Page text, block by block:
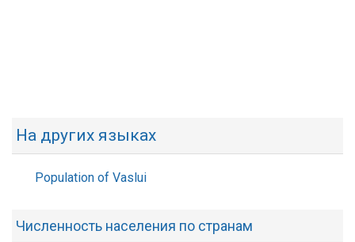
На других языках
Population of Vaslui
Численность населения по странам